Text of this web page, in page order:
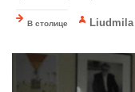
В столице Liudmila